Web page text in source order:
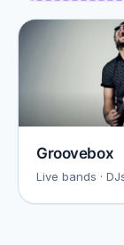
Groovebox
Live bands ·